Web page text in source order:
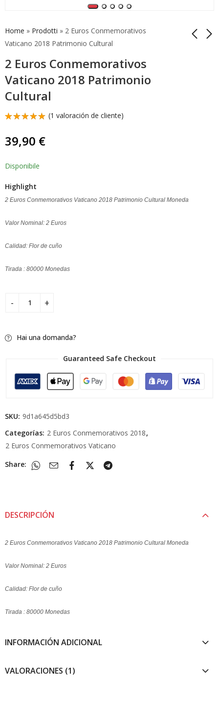
Home » Prodotti » 2 Euros Conmemorativos
Vaticano 2018 Patrimonio Cultural
2 Euros Conmemorativos
Vaticano 2018 Patrimonio
Cultural
Monaco 2017
Carabineros Moneda
2 Euros
2018 Patrimonio
Cultural Moneda
de 5 en
base a
de un
cliente
(1 valoración de cliente)
39,90 €
Disponibile
Highlight
2 Euros Conmemorativos Vaticano 2018 Patrimonio Cultural Moneda
Valor Nominal: 2 Euros
Calidad: Flor de cuño
Tirada : 80000 Monedas
Hai una domanda?
Guaranteed Safe Checkout
SKU: 9d1a645d5bd3
Categorías: 2 Euros Conmemorativos 2018,
2 Euros Conmemorativos Vaticano
Share:
DESCRIPCIÓN
2 Euros Conmemorativos Vaticano 2018 Patrimonio Cultural Moneda
Valor Nominal: 2 Euros
Calidad: Flor de cuño
Tirada : 80000 Monedas
INFORMACIÓN ADICIONAL
VALORACIONES (1)